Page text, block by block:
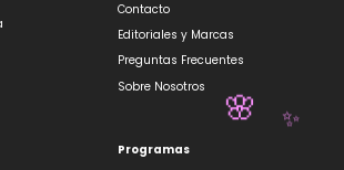
Contacto
Editoriales y Marcas
Preguntas Frecuentes
Sobre Nosotros
Programas
🏷️
✨